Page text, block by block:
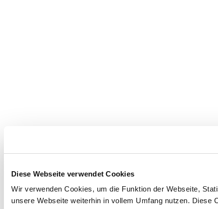
Diese Webseite verwendet Cookies
Wir verwenden Cookies, um die Funktion der Webseite,
unsere Webseite weiterhin in vollem Umfang nutzen.